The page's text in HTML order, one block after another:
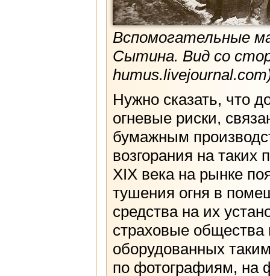
Вспомогательные
Сытина. Вид со
Нужно сказать, что
огневые риски,
бумажным
возгорания на
XIX века на рынке
тушения огня в
средства на их
страховые
оборудованных
по фотографиям, на